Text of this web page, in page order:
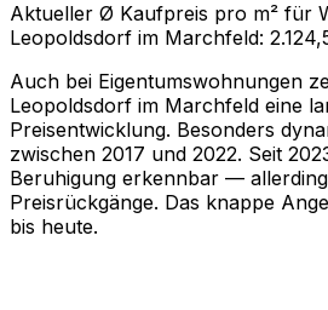
Aktueller Ø Kaufpreis pro m² für
Leopoldsdorf im Marchfeld:
Auch bei Eigentumswohnungen
Leopoldsdorf im Marchfeld eine
Preisentwicklung. Besonders
zwischen 2017 und 2022. Seit
Beruhigung erkennbar —
Preisrückgänge. Das knappe
bis heute.